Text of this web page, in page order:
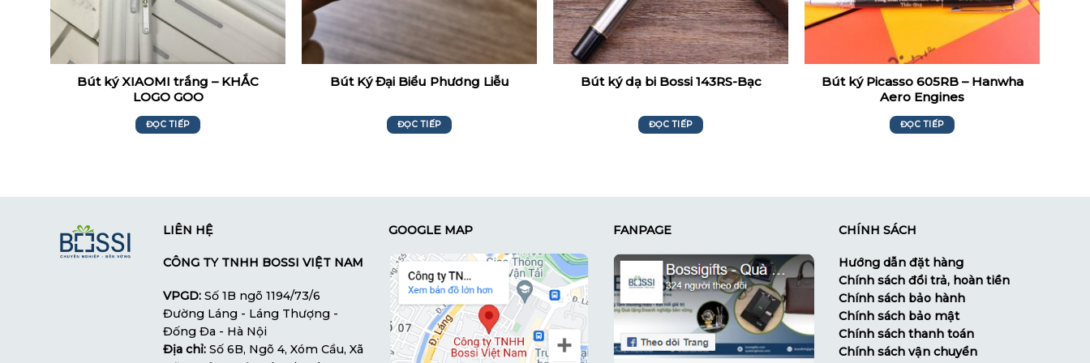
Bút ký XIAOMI trắng – KHẮC
LOGO GOO
ĐỌC TIẾP
Bút Ký Đại Biểu Phương Liễu
ĐỌC TIẾP
Bút ký dạ bi Bossi 143RS-Bạc
ĐỌC TIẾP
Bút ký Picasso 605RB – Hanwha
Aero Engines
ĐỌC TIẾP
LIÊN HỆ
CÔNG TY TNHH BOSSI VIỆT NAM
VPGD:Số 1B ngõ 1194/73/6
Đường Láng - Láng Thượng -
Đống Đa - Hà Nội
Địa chỉ:Số 6B, Ngõ 4, Xóm Cầu, Xã
GOOGLE MAP FANPAGE CHÍNH SÁCH
Hướng dẫn đặt hàng
Chính sách đổi trả, hoàn tiền
Chính sách bảo hành
Chính sách bảo mật
Chính sách thanh toán
Chính sách vận chuyển